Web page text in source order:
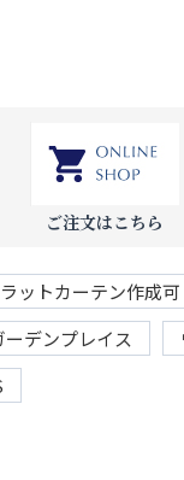
ご注文はこちら
ットカーテン作成可
ーデンプレイス